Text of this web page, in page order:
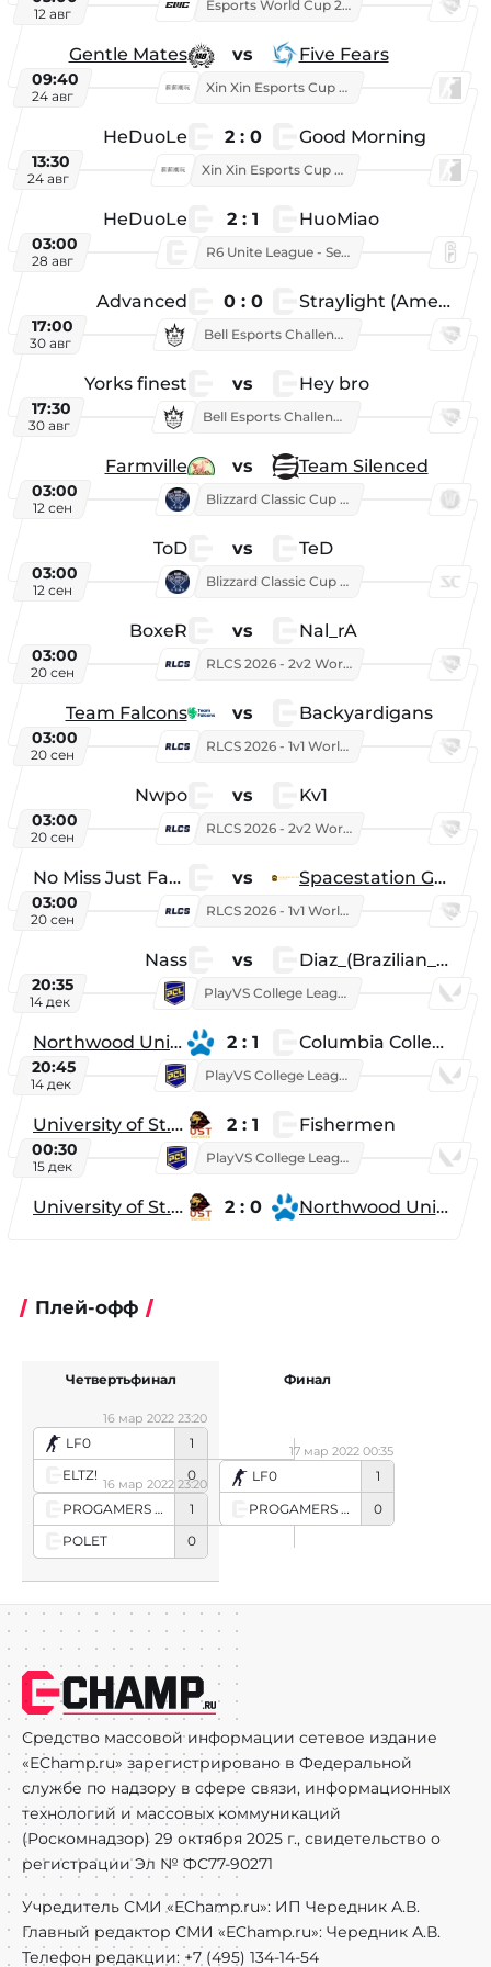
12 авг
Esports World Cup 2026
Gentle Mates vs Five Fears
09:40
24 авг
Xin Xin Esports Cup 2025
HeDuoLe 2 : 0 Good Morning
13:30
24 авг
Xin Xin Esports Cup 2026
HeDuoLe 2 : 1 HuoMiao
03:00
28 авг
R6 Unite League - Season 1
Advanced 0 : 0 Straylight (American team)
17:00
30 авг
Bell Esports Challenge 2026
Yorks finest vs Hey bro
17:30
30 авг
Bell Esports Challenge 2026
Farmville vs Team Silenced
03:00
12 сен
Blizzard Classic Cup 2026
ToD vs TeD
03:00
12 сен
Blizzard Classic Cup 2026
BoxeR vs Nal_rA
03:00
20 сен
RLCS 2026 - 2v2 World Championship
Team Falcons vs Backyardigans
03:00
20 сен
RLCS 2026 - 1v1 World Championship
Nwpo vs Kv1
03:00
20 сен
RLCS 2026 - 2v2 World Championship
No Miss Just Fake vs Spacestation Gaming
03:00
20 сен
RLCS 2026 - 1v1 World Championship
Nass vs Diaz_(Brazilian_Player)
20:35
14 дек
PlayVS College League 2025: Fall
Northwood University 2 : 1 Columbia College
20:45
14 дек
PlayVS College League 2025: Fall
University of St. Thomas 2 : 1 Fishermen
00:30
15 дек
PlayVS College League 2025: Fall
University of St. Thomas 2 : 0 Northwood University
Плей-офф
LF0
1
ELTZ!
0
16 мар 2022 23:20
PROGAMERS (Russian team)
1
POLET
0
16 мар 2022 23:20
Четвертьфинал
LF0
1
PROGAMERS (Russian team)
0
17 мар 2022 00:35
Финал
Средство массовой информации сетевое издание
«EChamp.ru» зарегистрировано в Федеральной
службе по надзору в сфере связи, информационных
технологий и массовых коммуникаций
(Роскомнадзор) 29 октября 2025 г., свидетельство о
регистрации Эл № ФС77-90271
Учредитель СМИ «EChamp.ru»: ИП Чередник А.В.
Главный редактор СМИ «EChamp.ru»: Чередник А.В.
Телефон редакции: +7 (495) 134-14-54